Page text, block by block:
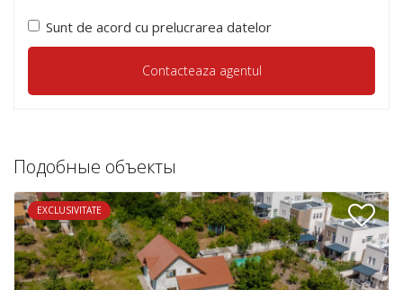
Sunt de acord cu prelucrarea datelor
Подобные объекты
EXCLUSIVITATE